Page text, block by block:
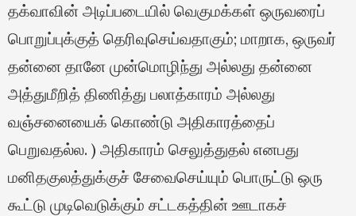
தக்வாவின் அடிப்படையில் வெகுமக்கள் ஒருவரைப்
பொறுப்புக்குத் தெரிவுசெய்வதாகும்; மாறாக, ஒருவர்
தன்னை தானே முன்மொழிந்து அல்லது தன்னை
அத்துமீறித் திணித்து பலாத்காரம் அல்லது
வஞ்சனையைக் கொண்டு அதிகாரத்தைப்
பெறுவதல்ல. ) அதிகாரம் செலுத்துதல் எனபது
மனிதகுலத்துக்குச் சேவைசெய்யும் பொருட்டு ஒரு
கூட்டு முடிவெடுக்கும் சட்டகத்தின் ஊடாகச்